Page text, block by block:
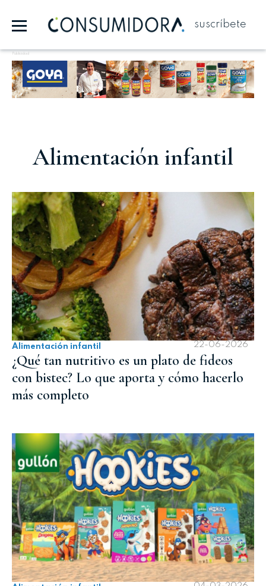
suscríbete
Publicidad
Alimentación infantil
Alimentación infantil 22-06-2026
¿Qué tan nutritivo es un plato de fideos
con bistec? Lo que aporta y cómo hacerlo
más completo